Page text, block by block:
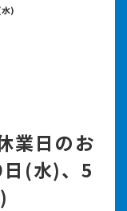
)
業日のお
(水)、5